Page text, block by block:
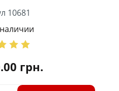
10681
грн.